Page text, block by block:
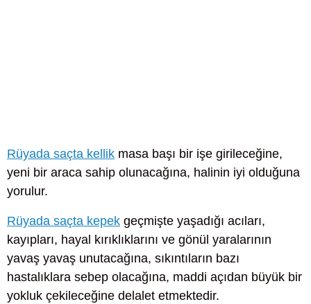
Rüyada saçta kellik masa başı bir işe girileceğine,
yeni bir araca sahip olunacağına, halinin iyi olduğuna
yorulur.
Rüyada saçta kepek geçmişte yaşadığı acıları,
kayıpları, hayal kırıklıklarını ve gönül yaralarının
yavaş yavaş unutacağına, sıkıntıların bazı
hastalıklara sebep olacağına, maddi açıdan büyük bir
yokluk çekileceğine delalet etmektedir.